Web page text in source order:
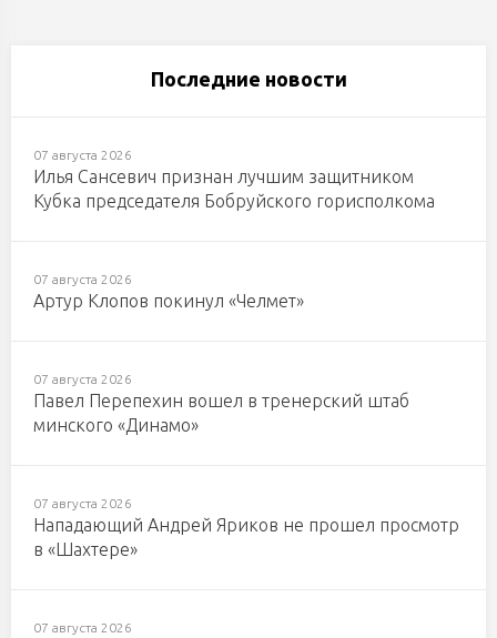
Последние новости
07 августа 2026
Илья Сансевич признан лучшим защитником
Кубка председателя Бобруйского горисполкома
07 августа 2026
Артур Клопов покинул «Челмет»
07 августа 2026
Павел Перепехин вошел в тренерский штаб
минского «Динамо»
07 августа 2026
Нападающий Андрей Яриков не прошел просмотр
в «Шахтере»
07 августа 2026